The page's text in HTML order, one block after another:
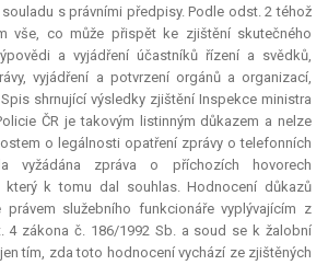
s právními předpisy. Podle odst. 2 téhož
vše, co může přispět ke zjištění skutečného
a vyjádření účastníků řízení a svědků,
vyjádření a potvrzení orgánů a organizací,
shrnující výsledky zjištění Inspekce ministra
ČR je takovým listinným důkazem a nelze
o legálnosti opatření zprávy o telefonních
vyžádána zpráva o příchozích hovorech
který k tomu dal souhlas. Hodnocení důkazů
služebního funkcionáře vyplývajícím z
4 zákona č. 186/1992 Sb. a soud se k žalobní
tím, zda toto hodnocení vychází ze zjištěných